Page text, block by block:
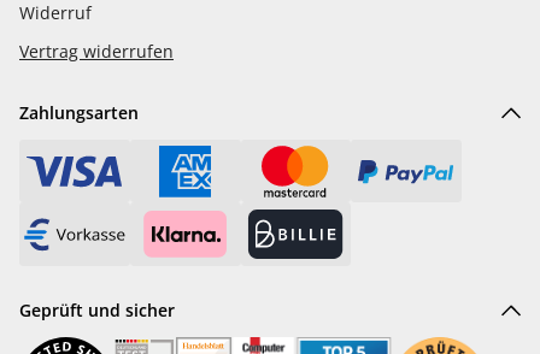
Widerruf
Vertrag widerrufen
Zahlungsarten
Geprüft und sicher